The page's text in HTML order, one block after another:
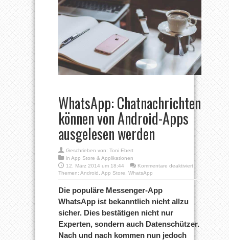
WhatsApp: Chatnachrichten
können von Android-Apps
ausgelesen werden
Geschrieben von: Toni Ebert
in App Store & Applikationen
12. März 2014 um 18:44
Kommentare deaktiviertfür
WhatsApp:
können
Android-
ausgelesen
werden
Themen: Android App Store WhatsApp
Die populäre Messenger-App
WhatsApp ist bekanntlich nicht allzu
sicher. Dies bestätigen nicht nur
Experten, sondern auch Datenschützer.
Nach und nach kommen nun jedoch